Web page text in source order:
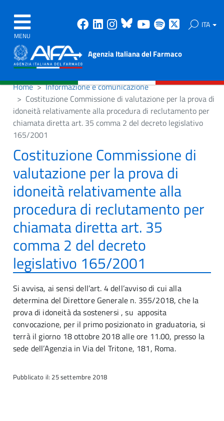
MENU
Facebook
Linkedin
Instagram
Bluesky
Youtube
Spotify ITA
Agenzia Italiana del Farmaco
Home
Informazione e comunicazione
Costituzione Commissione di valutazione per la prova di
idoneità relativamente alla procedura di reclutamento per
chiamata diretta art. 35 comma 2 del decreto legislativo
165/2001
Costituzione Commissione di
valutazione per la prova di
idoneità relativamente alla
procedura di reclutamento per
chiamata diretta art. 35
comma 2 del decreto
legislativo 165/2001
Si avvisa, ai sensi dell’art. 4 dell’avviso di cui alla
determina del Direttore Generale n. 355/2018, che la
prova di idoneità da sostenersi , su apposita
convocazione, per il primo posizionato in graduatoria, si
terrà il giorno 18 ottobre 2018 alle ore 11.00, presso la
sede dell’Agenzia in Via del Tritone, 181, Roma.
Pubblicato il: 25 settembre 2018